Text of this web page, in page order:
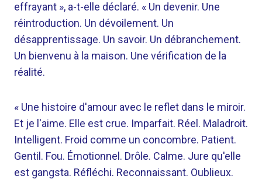
effrayant », a-t-elle déclaré. « Un devenir. Une
réintroduction. Un dévoilement. Un
désapprentissage. Un savoir. Un débranchement.
Un bienvenu à la maison. Une vérification de la
réalité.
« Une histoire d'amour avec le reflet dans le miroir.
Et je l'aime. Elle est crue. Imparfait. Réel. Maladroit.
Intelligent. Froid comme un concombre. Patient.
Gentil. Fou. Émotionnel. Drôle. Calme. Jure qu'elle
est gangsta. Réfléchi. Reconnaissant. Oublieux.